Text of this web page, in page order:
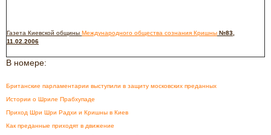
Газета Киевской общины Международного общества сознания Кришны №83,
11.02.2006
В номере:
Британские парламентарии выступили в защиту московских преданных
Истории о Шриле Прабхупаде
Приход Шри Шри Радхи и Кришны в Киев
Как преданные приходят в движение